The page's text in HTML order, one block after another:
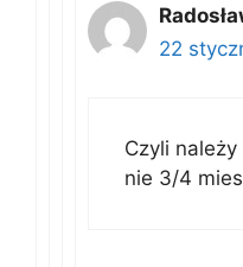
22
Czyli
nie 3/4